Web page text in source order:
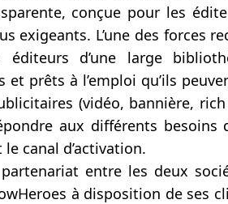
conçue pour les
exigeants. L’une des forces
éditeurs d’une large
et prêts à l’emploi qu’ils
(vidéo, bannière,
aux différents besoins
canal d’activation.
entre les deux
à disposition de ses